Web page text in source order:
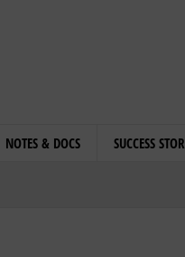
NOTES & DOCS SUCCESS